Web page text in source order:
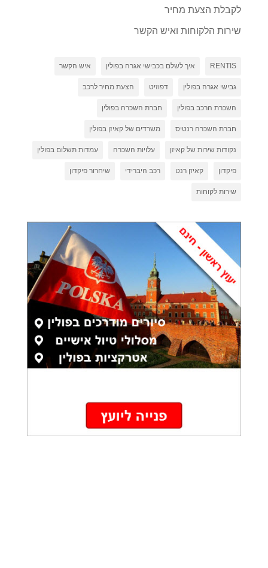
לקבלת הצעת מחיר
שירות הלקוחות ואיש הקשר
RENTIS איך לשלם בכבישי אגרה בפולין איש הקשר
גבישי אגרה בפולין דפוזיט הצעת מחיר לרכב
השכרת הרכב בפולין חברת השכרה בפולין
חברת השכרה רנטיס משרדים של קאיזן בפולין
נקודות שירות של קאיזן עלויות השכרה עמדות תשלום בפולין
פיקדון קאיזן רנט רכב היברידי שיחרור פיקדון
שירות לקוחות